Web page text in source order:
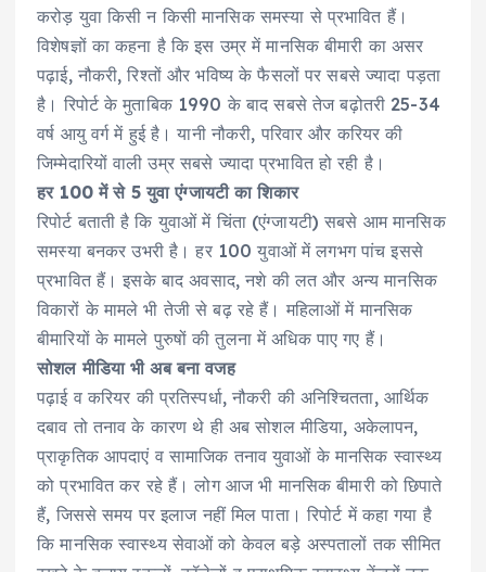
करोड़ युवा किसी न किसी मानसिक समस्या से प्रभावित हैं।
विशेषज्ञों का कहना है कि इस उम्र में मानसिक बीमारी का असर
पढ़ाई, नौकरी, रिश्तों और भविष्य के फैसलों पर सबसे ज्यादा पड़ता
है। रिपोर्ट के मुताबिक 1990 के बाद सबसे तेज बढ़ोतरी 25-34
वर्ष आयु वर्ग में हुई है। यानी नौकरी, परिवार और करियर की
जिम्मेदारियों वाली उम्र सबसे ज्यादा प्रभावित हो रही है।
हर 100 में से 5 युवा एंग्जायटी का शिकार
रिपोर्ट बताती है कि युवाओं में चिंता (एंग्जायटी) सबसे आम मानसिक
समस्या बनकर उभरी है। हर 100 युवाओं में लगभग पांच इससे
प्रभावित हैं। इसके बाद अवसाद, नशे की लत और अन्य मानसिक
विकारों के मामले भी तेजी से बढ़ रहे हैं। महिलाओं में मानसिक
बीमारियों के मामले पुरुषों की तुलना में अधिक पाए गए हैं।
सोशल मीडिया भी अब बना वजह
पढ़ाई व करियर की प्रतिस्पर्धा, नौकरी की अनिश्चितता, आर्थिक
दबाव तो तनाव के कारण थे ही अब सोशल मीडिया, अकेलापन,
प्राकृतिक आपदाएं व सामाजिक तनाव युवाओं के मानसिक स्वास्थ्य
को प्रभावित कर रहे हैं। लोग आज भी मानसिक बीमारी को छिपाते
हैं, जिससे समय पर इलाज नहीं मिल पाता। रिपोर्ट में कहा गया है
कि मानसिक स्वास्थ्य सेवाओं को केवल बड़े अस्पतालों तक सीमित